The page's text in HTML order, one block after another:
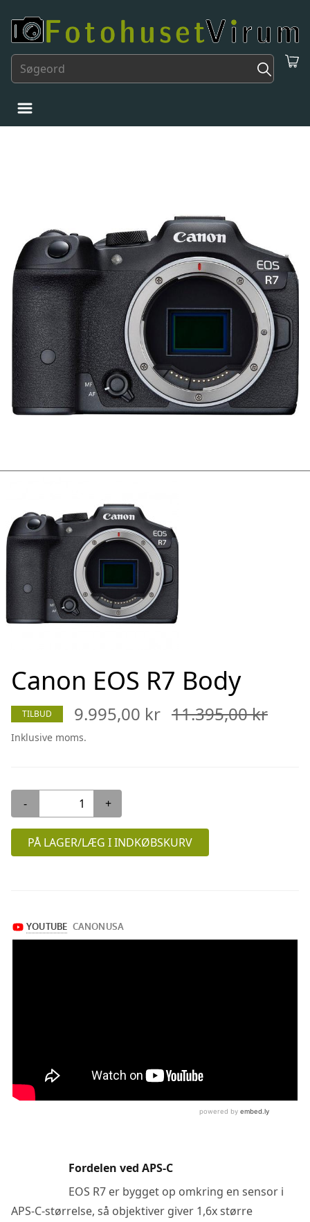
Canon EOS R7 Body
TILBUD 9.995,00 kr 11.395,00 kr
Inklusive moms.
- +
PÅ LAGER/LÆG I INDKØBSKURV
Fordelen ved APS-C
EOS R7 er bygget op omkring en sensor i
APS-C-størrelse, så objektiver giver 1,6x større